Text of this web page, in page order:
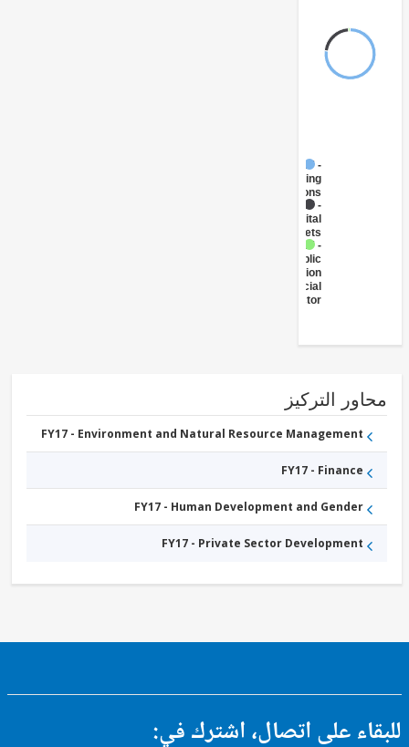
Institutions
Administration
- Financial
التركيز
FY17 - Environment and Natural Resource Management
FY17 - Finance
FY17 - Human Development and Gender
FY17 - Private Sector Development
على اتصال، اشترك في: